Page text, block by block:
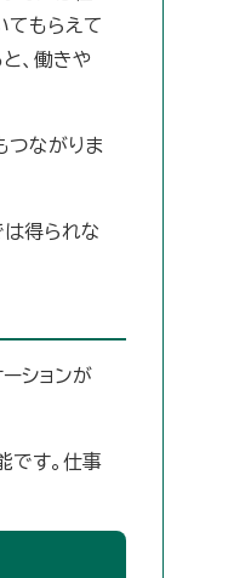
てもらえて
、働きや
つながりま
は得られな
ションが
です。仕事